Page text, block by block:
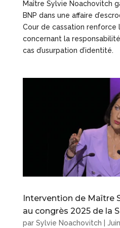
Maître Sylvie Noachovitch
BNP dans une affaire
Cour de cassation renforce
concernant la
cas d’usurpation d’identité.
Intervention de Maître
au congrès 2025 de la
par Sylvie Noachovitch